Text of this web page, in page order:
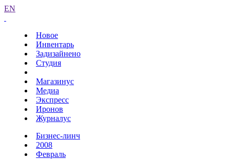
EN
Новое
Инвентарь
Задизайнено
Студия
Магазинус
Медиа
Экспресс
Иронов
Журналус
Бизнес-линч
2008
Февраль